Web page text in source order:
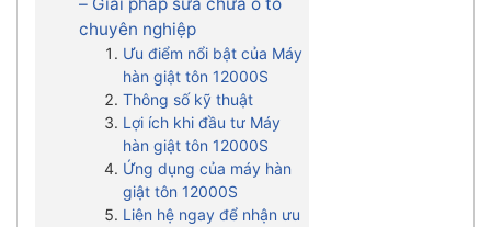
chuyên nghiệp
Ưu điểm nổi bật của Máy
hàn giật tôn 12000S
Thông số kỹ thuật
Lợi ích khi đầu tư Máy
hàn giật tôn 12000S
Ứng dụng của máy hàn
giật tôn 12000S
Liên hệ ngay để nhận ưu